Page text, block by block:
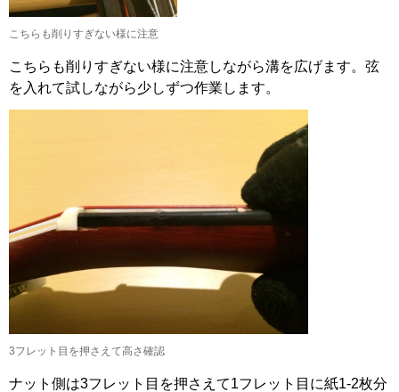
こちらも削りすぎない様に注意
こちらも削りすぎない様に注意しながら溝を広げます。弦
を入れて試しながら少しずつ作業します。
3フレット目を押さえて高さ確認
ナット側は3フレット目を押さえて1フレット目に紙1-2枚分